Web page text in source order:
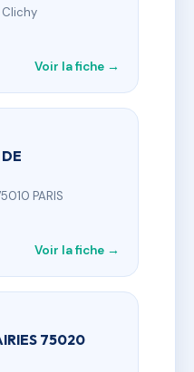
Clichy
Voir la fiche →
PARIS
Voir la fiche →
75020